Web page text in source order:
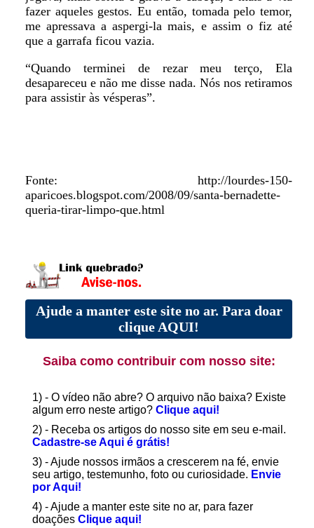
fazer aqueles gestos. Eu então, tomada pelo temor,
me apressava a aspergi-la mais, e assim o fiz até
que a garrafa ficou vazia.
“Quando terminei de rezar meu terço, Ela
desapareceu e não me disse nada. Nós nos retiramos
para assistir às vésperas”.
Fonte: http://lourdes-150-
aparicoes.blogspot.com/2008/09/santa-bernadette-
queria-tirar-limpo-que.html
Ajude a manter este site no ar. Para doar
clique AQUI!
Saiba como contribuir com nosso site:
1) - O vídeo não abre? O arquivo não baixa? Existe
algum erro neste artigo? Clique aqui!
2) - Receba os artigos do nosso site em seu e-mail.
Cadastre-se Aqui é grátis!
3) - Ajude nossos irmãos a crescerem na fé, envie
seu artigo, testemunho, foto ou curiosidade. Envie
por Aqui!
4) - Ajude a manter este site no ar, para fazer
doações Clique aqui!